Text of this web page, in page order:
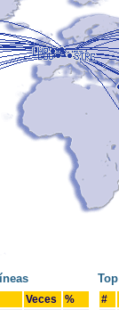
Veces % #